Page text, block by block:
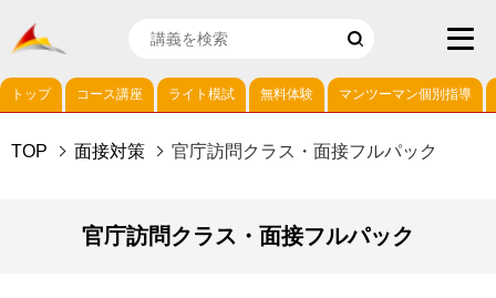
トップ コース講座 ライト模試 無料体験 マンツーマン個別指導
TOP 面接対策 官庁訪問クラス・面接フルパック
官庁訪問クラス・面接フルパック